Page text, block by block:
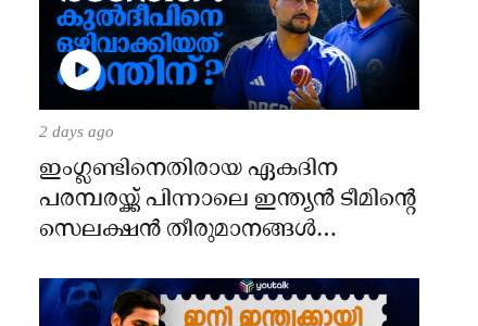
2 days ago
ഇംഗ്ലണ്ടിനെതിരായ ഏകദിന
പരമ്പരയ്ക്ക് പിന്നാലെ ഇന്ത്യൻ ടീമിന്റെ
സെലക്ഷൻ തീരുമാനങ്ങൾ